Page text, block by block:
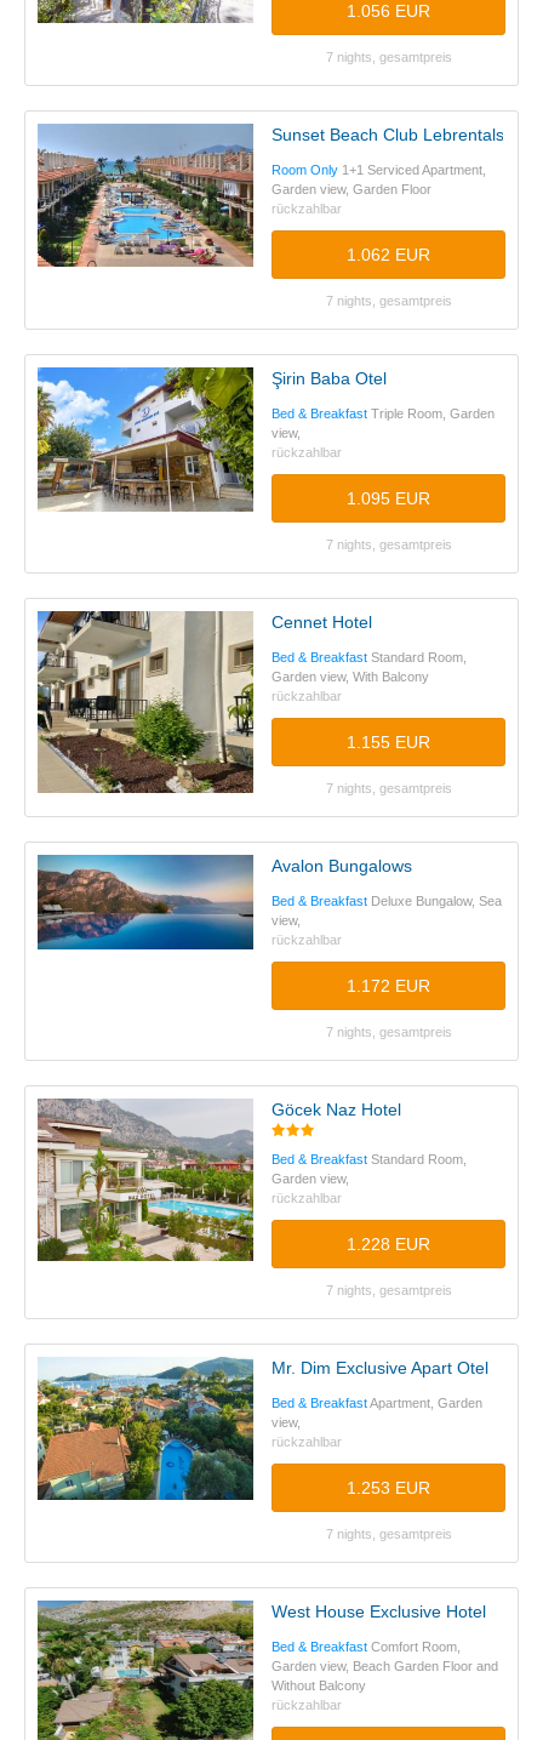
1.056 EUR
7 nights, gesamtpreis
Sunset Beach Club Lebrentals
Room Only 1+1 Serviced Apartment,
Garden view, Garden Floor
rückzahlbar
1.062 EUR
7 nights, gesamtpreis
Şirin Baba Otel
Bed & Breakfast Triple Room, Garden
view,
rückzahlbar
1.095 EUR
7 nights, gesamtpreis
Cennet Hotel
Bed & Breakfast Standard Room,
Garden view, With Balcony
rückzahlbar
1.155 EUR
7 nights, gesamtpreis
Avalon Bungalows
Bed & Breakfast Deluxe Bungalow, Sea
view,
rückzahlbar
1.172 EUR
7 nights, gesamtpreis
Göcek Naz Hotel
Bed & Breakfast Standard Room,
Garden view,
rückzahlbar
1.228 EUR
7 nights, gesamtpreis
Mr. Dim Exclusive Apart Otel
Bed & BreakfastApartment, Garden
view,
rückzahlbar
1.253 EUR
7 nights, gesamtpreis
West House Exclusive Hotel
Bed & Breakfast Comfort Room,
Garden view, Beach Garden Floor and
Without Balcony
rückzahlbar